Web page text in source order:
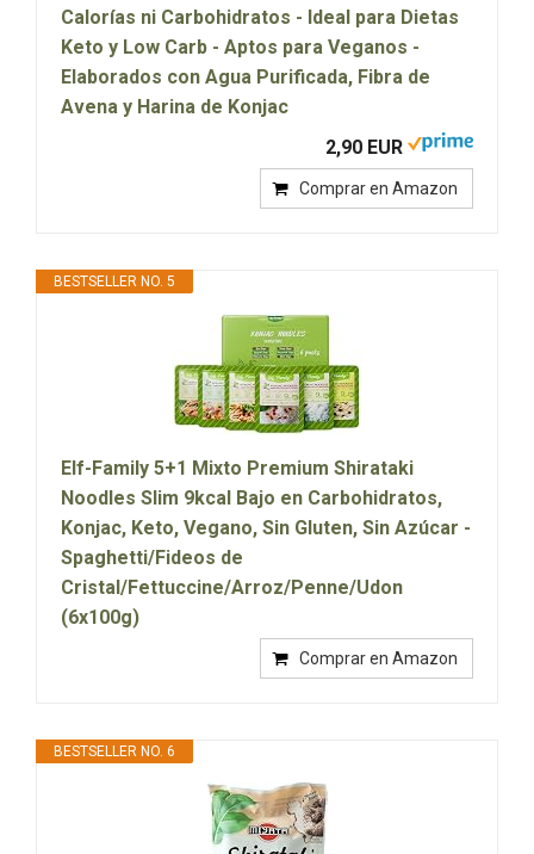
Calorías ni Carbohidratos - Ideal para Dietas
Keto y Low Carb - Aptos para Veganos -
Elaborados con Agua Purificada, Fibra de
Avena y Harina de Konjac
2,90 EUR
Comprar en Amazon
BESTSELLER NO. 5
Elf-Family 5+1 Mixto Premium Shirataki
Noodles Slim 9kcal Bajo en Carbohidratos,
Konjac, Keto, Vegano, Sin Gluten, Sin Azúcar -
Spaghetti/Fideos de
Cristal/Fettuccine/Arroz/Penne/Udon
(6x100g)
Comprar en Amazon
BESTSELLER NO. 6